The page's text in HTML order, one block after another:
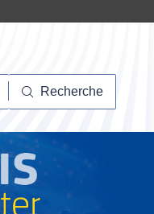
Recherche